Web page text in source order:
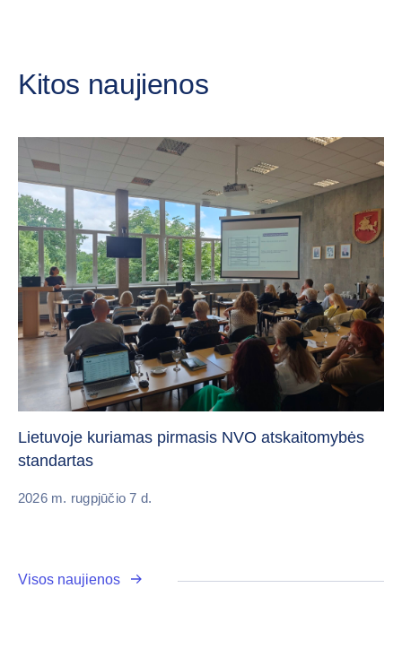
Kitos naujienos
Lietuvoje kuriamas pirmasis NVO atskaitomybės
standartas
2026 m. rugpjūčio 7 d.
Visos naujienos